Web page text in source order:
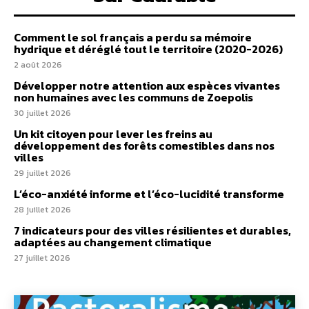
Comment le sol français a perdu sa mémoire
hydrique et déréglé tout le territoire (2020-2026)
2 août 2026
Développer notre attention aux espèces vivantes
non humaines avec les communs de Zoepolis
30 juillet 2026
Un kit citoyen pour lever les freins au
développement des forêts comestibles dans nos
villes
29 juillet 2026
L’éco-anxiété informe et l’éco-lucidité transforme
28 juillet 2026
7 indicateurs pour des villes résilientes et durables,
adaptées au changement climatique
27 juillet 2026